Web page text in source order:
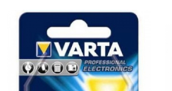
Boxe portabile
Tehnica si mobilier pentru birou
Laminatoare